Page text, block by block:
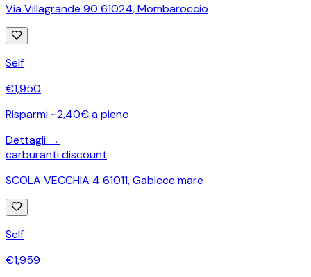
Via Villagrande 90 61024,Mombaroccio
Self
€1,950
Risparmi ~2,40€ a pieno
Dettagli →
carburanti discount
SCOLA VECCHIA 4 61011,Gabicce mare
Self
€1,959